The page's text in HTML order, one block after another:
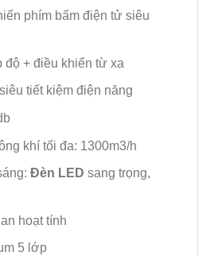
phím bấm điện tử siêu
+ điều khiển từ xa
siêu tiết kiệm điện năng
khí tối đa: 1300m3/h
Đèn LED sang trọng,
hoạt tính
5 lớp